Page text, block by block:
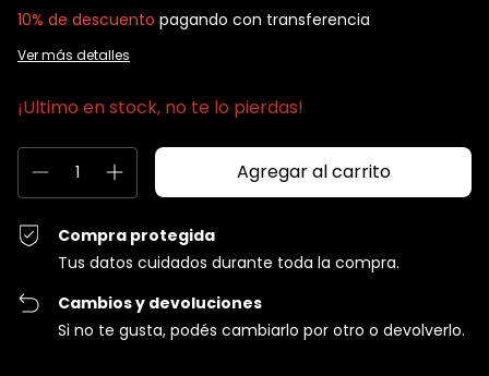
10% de descuento pagando con transferencia
Ver más detalles
¡Ultimo en stock, no te lo pierdas!
Compra protegida
Tus datos cuidados durante toda la compra.
Cambios y devoluciones
Si no te gusta, podés cambiarlo por otro o devolverlo.